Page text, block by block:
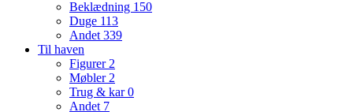
Beklædning 150
Duge 113
Andet339
Til haven
Figurer2
Møbler2
Trug & kar0
Andet 7